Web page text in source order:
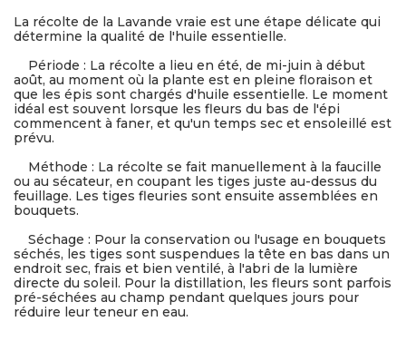
La récolte de la Lavande vraie est une étape délicate qui
détermine la qualité de l'huile essentielle.
Période : La récolte a lieu en été, de mi-juin à début
août, au moment où la plante est en pleine floraison et
que les épis sont chargés d'huile essentielle. Le moment
idéal est souvent lorsque les fleurs du bas de l'épi
commencent à faner, et qu'un temps sec et ensoleillé est
prévu.
Méthode : La récolte se fait manuellement à la faucille
ou au sécateur, en coupant les tiges juste au-dessus du
feuillage. Les tiges fleuries sont ensuite assemblées en
bouquets.
Séchage : Pour la conservation ou l'usage en bouquets
séchés, les tiges sont suspendues la tête en bas dans un
endroit sec, frais et bien ventilé, à l'abri de la lumière
directe du soleil. Pour la distillation, les fleurs sont parfois
pré-séchées au champ pendant quelques jours pour
réduire leur teneur en eau.